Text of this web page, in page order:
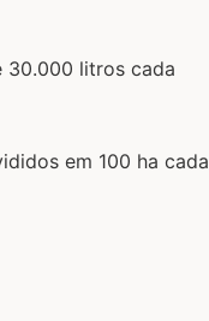
30.000 litros cada
em 100 ha cada